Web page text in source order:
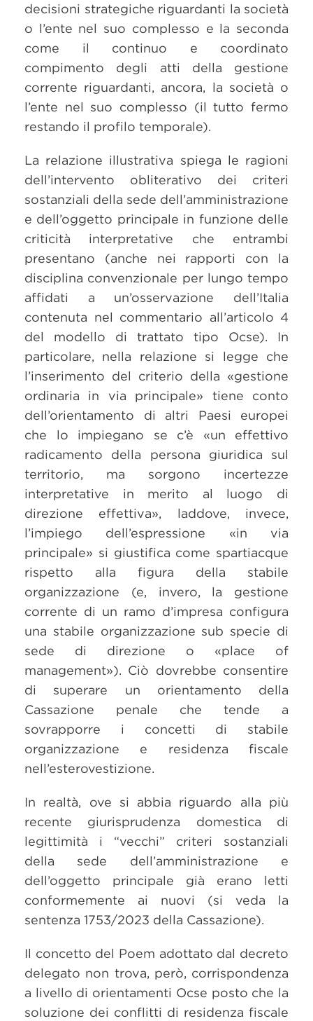
decisioni strategiche riguardanti la società
o l’ente nel suo complesso e la seconda
come il continuo e coordinato
compimento degli atti della gestione
corrente riguardanti, ancora, la società o
l’ente nel suo complesso (il tutto fermo
restando il profilo temporale).
La relazione illustrativa spiega le ragioni
dell’intervento obliterativo dei criteri
sostanziali della sede dell’amministrazione
e dell’oggetto principale in funzione delle
criticità interpretative che entrambi
presentano (anche nei rapporti con la
disciplina convenzionale per lungo tempo
affidati a un’osservazione dell’Italia
contenuta nel commentario all’articolo 4
del modello di trattato tipo Ocse). In
particolare, nella relazione si legge che
l’inserimento del criterio della «gestione
ordinaria in via principale» tiene conto
dell’orientamento di altri Paesi europei
che lo impiegano se c’è «un effettivo
radicamento della persona giuridica sul
territorio, ma sorgono incertezze
interpretative in merito al luogo di
direzione effettiva», laddove, invece,
l’impiego dell’espressione «in via
principale» si giustifica come spartiacque
rispetto alla figura della stabile
organizzazione (e, invero, la gestione
corrente di un ramo d’impresa configura
una stabile organizzazione sub specie di
sede di direzione o «place of
management»). Ciò dovrebbe consentire
di superare un orientamento della
Cassazione penale che tende a
sovrapporre i concetti di stabile
organizzazione e residenza fiscale
nell’esterovestizione.
In realtà, ove si abbia riguardo alla più
recente giurisprudenza domestica di
legittimità i “vecchi” criteri sostanziali
della sede dell’amministrazione e
dell’oggetto principale già erano letti
conformemente ai nuovi (si veda la
sentenza 1753/2023 della Cassazione).
Il concetto del Poem adottato dal decreto
delegato non trova, però, corrispondenza
a livello di orientamenti Ocse posto che la
soluzione dei conflitti di residenza fiscale